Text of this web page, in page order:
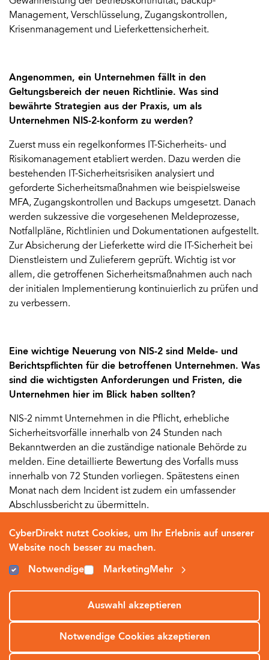
Management, Verschlüsselung, Zugangskontrollen,
Krisenmanagement und Lieferkettensicherheit.
Angenommen, ein Unternehmen fällt in den
Geltungsbereich der neuen Richtlinie. Was sind
bewährte Strategien aus der Praxis, um als
Unternehmen NIS-2-konform zu werden?
Zuerst muss ein regelkonformes IT-Sicherheits- und
Risikomanagement etabliert werden. Dazu werden die
bestehenden IT-Sicherheitsrisiken analysiert und
geforderte Sicherheitsmaßnahmen wie beispielsweise
MFA, Zugangskontrollen und Backups umgesetzt. Danach
werden sukzessive die vorgesehenen Meldeprozesse,
Notfallpläne, Richtlinien und Dokumentationen aufgestellt.
Zur Absicherung der Lieferkette wird die IT-Sicherheit bei
Dienstleistern und Zulieferern geprüft. Wichtig ist vor
allem, die getroffenen Sicherheitsmaßnahmen auch nach
der initialen Implementierung kontinuierlich zu prüfen und
zu verbessern.
Eine wichtige Neuerung von NIS-2 sind Melde- und
Berichtspflichten für die betroffenen Unternehmen. Was
sind die wichtigsten Anforderungen und Fristen, die
Unternehmen hier im Blick haben sollten?
NIS-2 nimmt Unternehmen in die Pflicht, erhebliche
Sicherheitsvorfälle innerhalb von 24 Stunden nach
Bekanntwerden an die zuständige nationale Behörde zu
melden. Eine detaillierte Bewertung des Vorfalls muss
innerhalb von 72 Stunden vorliegen. Spätestens einen
Monat nach dem Incident ist zudem ein umfassender
Abschlussbericht zu übermitteln.
Was zählt im Kontext von NIS-2 als erheblicher
Sicherheitsvorfall?
Als erheblich gilt ein Sicherheitsvorfall, wenn er beim
betroffenen Unternehmen schwerwiegende
Betriebsstörungen der Dienste oder finanzielle Verluste
verursacht oder Dritte durch erhebliche materielle oder
immaterielle Schäden beeinträchtigt.
CyberDirekt nutzt Cookies, um Ihr Erlebnis auf unserer
Website noch besser zu machen.
Notwendige Marketing Mehr
Auswahl akzeptieren
Notwendige Cookies akzeptieren